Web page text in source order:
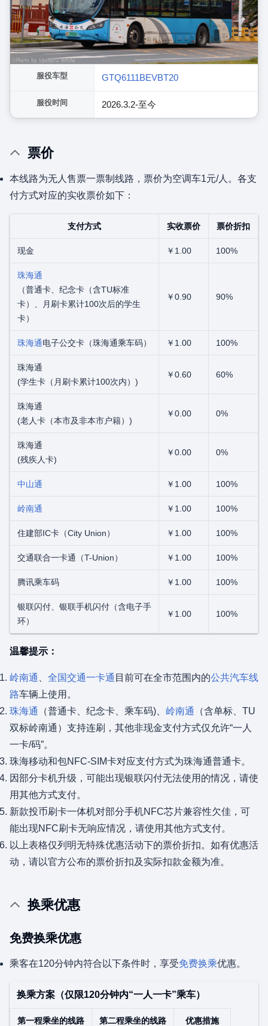
服役车型 GTQ6111BEVBT20
服役时间 2026.3.2-至今
票价
本线路为无人售票一票制线路，票价为空调车1元/人。各支
付方式对应的实收票价如下：
支付方式 实收票价 票价折扣
现金 ￥1.00 100%
珠海通
（普通卡、纪念卡（含TU标准
卡）、月刷卡累计100次后的学生
卡）
￥0.90 90%
珠海通电子公交卡（珠海通乘车码） ￥1.00 100%
珠海通
(学生卡（月刷卡累计100次内）)
￥0.60 60%
珠海通
(老人卡（本市及非本市户籍）)
￥0.00 0%
珠海通
(残疾人卡)
￥0.00 0%
中山通 ￥1.00 100%
岭南通 ￥1.00 100%
住建部IC卡（City Union） ￥1.00 100%
交通联合一卡通（T-Union） ￥1.00 100%
腾讯乘车码 ￥1.00 100%
银联闪付、银联手机闪付（含电子手
环）
￥1.00 100%
温馨提示：
岭南通 全国交通一卡通 目前可在全市范围内的公共汽车线
路车辆上使用。
珠海通
（普通卡、纪念卡、乘车码)、 岭南通
（含单标、TU
双标岭南通）支持连刷，其他非现金支付方式仅允许“一人
一卡/码”。
珠海移动和包NFC-SIM卡对应支付方式为珠海通普通卡。
因部分卡机升级，可能出现银联闪付无法使用的情况，请使
用其他方式支付。
新款投币刷卡一体机对部分手机NFC芯片兼容性欠佳，可
能出现NFC刷卡无响应情况，请使用其他方式支付。
以上表格仅列明无特殊优惠活动下的票价折扣。如有优惠活
动，请以官方公布的票价折扣及实际扣款金额为准。
换乘优惠
免费换乘优惠
乘客在120分钟内符合以下条件时，享受免费换乘优惠。
换乘方案（仅限120分钟内“一人一卡”乘车）
第一程乘坐的线路 第二程乘坐的线路 优惠措施